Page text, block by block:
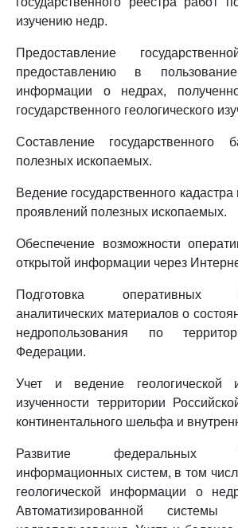
изучению недр.
Предоставление
предоставлению в пользование
информации о недрах,
государственного геологического
Составление государственного
полезных ископаемых.
Ведение государственного
проявлений полезных ископаемых.
Обеспечение возможности
открытой информации через
Подготовка оперативных
аналитических материалов о
недропользования по
Федерации.
Учет и ведение геологической
изученности территории
континентального шельфа и
Развитие федеральных
информационных систем, в том
геологической информации о
Автоматизированной системы